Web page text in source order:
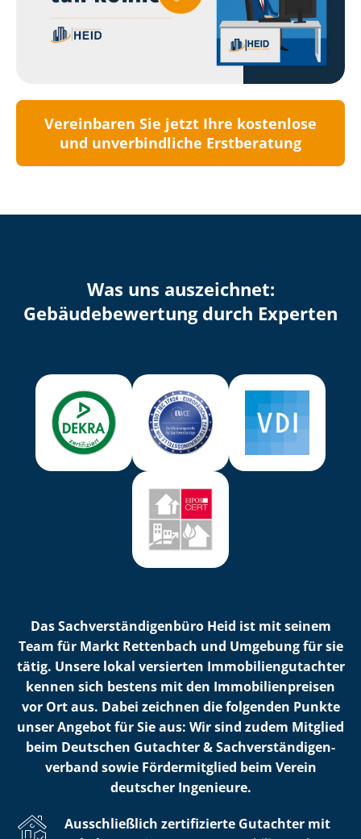
Vereinbaren Sie jetzt Ihre kostenlose
und unverbindliche Erstberatung
Was uns auszeichnet:
Ge­bäu­de­be­wer­tung durch Experten
Das Sach­ver­stän­di­gen­bü­ro Heid ist mit seinem
Team für Markt Rettenbach und Umgebung für sie
tätig. Unsere lokal versierten Im­mo­bi­li­en­gut­ach­ter
kennen sich bestens mit den Im­mo­bi­li­en­prei­sen
vor Ort aus. Dabei zeichnen die folgenden Punkte
unser Angebot für Sie aus: Wir sind zudem Mitglied
beim Deutschen Gutachter & Sach­ver­stän­di­gen­
ver­band sowie Fördermitglied beim Verein
deutscher Ingenieure.
Ausschließlich zertifizierte Gutachter mit